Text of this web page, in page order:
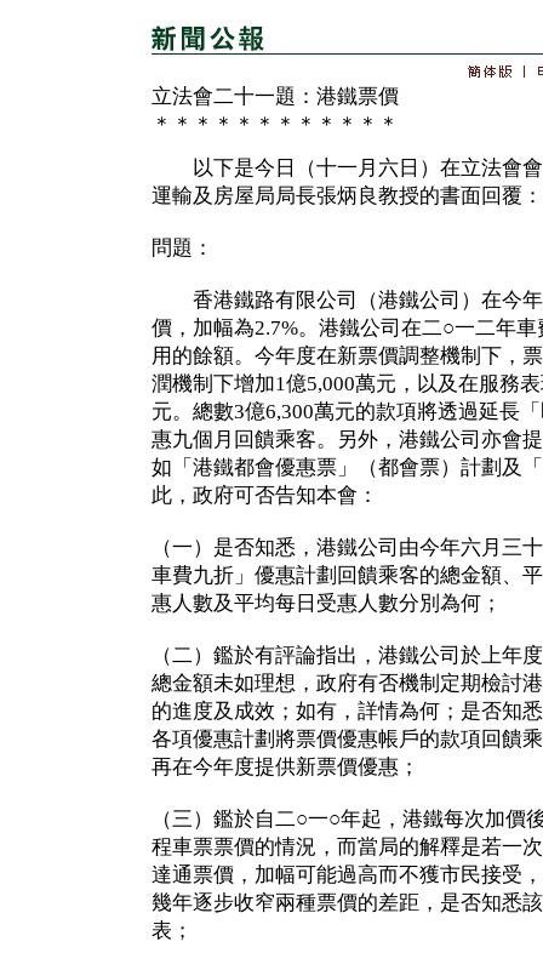
立法會二十一題：港鐵票價
＊＊＊＊＊＊＊＊＊＊＊＊
以下是今日（十一月六日）在立法會會
運輸及房屋局局長張炳良教授的書面回覆：
問題：
香港鐵路有限公司（港鐵公司）在今年
價，加幅為2.7%。港鐵公司在二○一二年
用的餘額。今年度在新票價調整機制下，
潤機制下增加1億5,000萬元，以及在服務
元。總數3億6,300萬元的款項將透過延長
惠九個月回饋乘客。另外，港鐵公司亦會
如「港鐵都會優惠票」（都會票）計劃及
此，政府可否告知本會：
（一）是否知悉，港鐵公司由今年六月三
車費九折」優惠計劃回饋乘客的總金額、
惠人數及平均每日受惠人數分別為何；
（二）鑑於有評論指出，港鐵公司於上年
總金額未如理想，政府有否機制定期檢討
的進度及成效；如有，詳情為何；是否知
各項優惠計劃將票價優惠帳戶的款項回饋
再在今年度提供新票價優惠；
（三）鑑於自二○一○年起，港鐵每次加價
程車票票價的情況，而當局的解釋是若一
達通票價，加幅可能過高而不獲市民接受
幾年逐步收窄兩種票價的差距，是否知悉
表；